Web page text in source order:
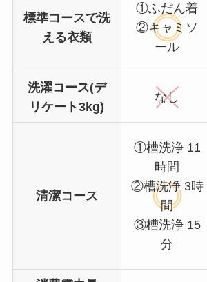
標準コースで洗
える衣類
①ふだん着
②キャミソ
ール
洗濯コース(デ
リケート3kg)
なし
清潔コース
①槽洗浄 11
時間
②槽洗浄 3時
間
③槽洗浄 15
分